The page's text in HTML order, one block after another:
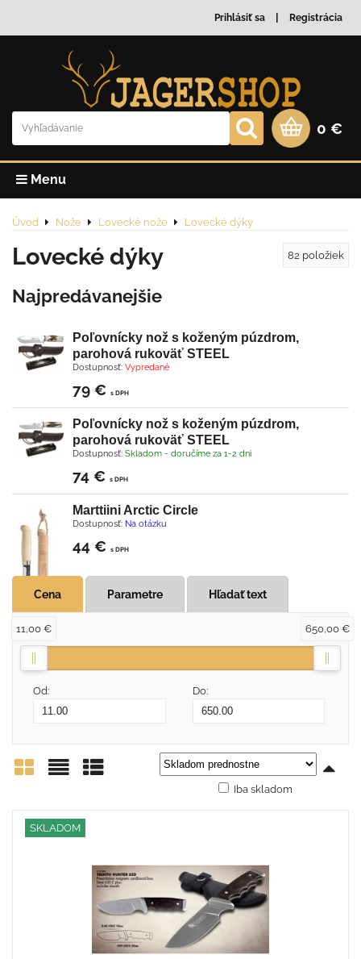
Prihlásiť sa Registrácia
0 €
Menu
Úvod Nože Lovecké nože Lovecké dýky
Lovecké dýky 82 položiek
Najpredávanejšie
Poľovnícky nož s koženým púzdrom,
parohová rukoväť STEEL
Dostupnosť: Vypredané
79 € s DPH
Poľovnícky nož s koženým púzdrom,
parohová rukoväť STEEL
Dostupnosť: Skladom - doručíme za 1-2 dni
74 € s DPH
Marttiini Arctic Circle
Dostupnosť: Na otázku
44 € s DPH
Cena Parametre Hľadať text
Od: Do:
11,00 € 650,00 €
Iba skladom
SKLADOM